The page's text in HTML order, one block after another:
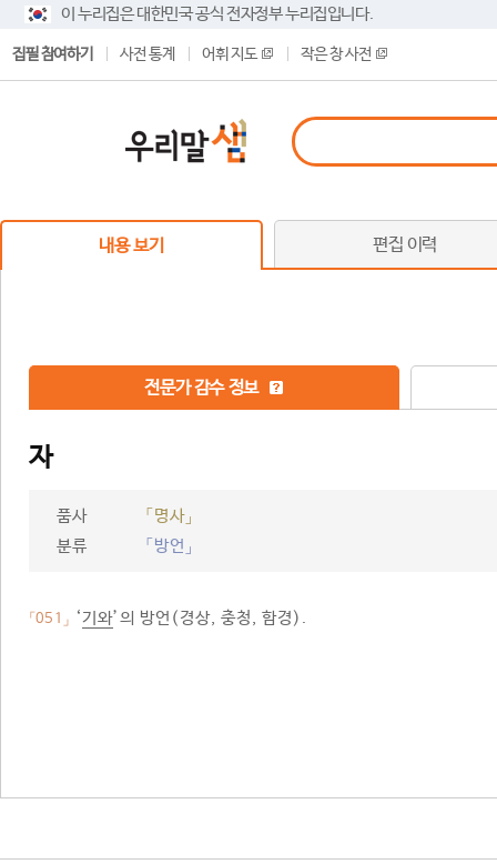
이 누리집은 대한민국 공식 전자정부 누리집입니다.
집필 참여하기 사전 통계 어휘 지도 작은 창 사전
내용 보기 편집 이력
전문가 감수 정보
자
품사
「명사」
분류
「방언」
「051」 ‘기와’의 방언(경상, 충청, 함경).